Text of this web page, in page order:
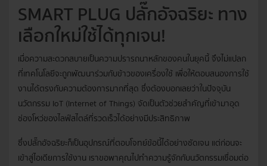
SMART PLUG ปลั๊กอัจฉริยะ ทาง
เลือกใหม่ใช้ได้ทุกเจน!
เมื่อความสะดวกสบายเป็นความปรารถนาหลักของคนในยุคนี้ จึงไม่แปลก
ที่เทคโนโลยีจะถูกพัฒนาร่วมกับข้าวของเครื่องใช้ เพื่อให้ตอบสนองการใช้
งานได้ตรงกับความต้องการมากที่สุด ซึ่งต้องบอกเลยว่าในปัจจุบัน
นวัตกรรม IoT (Internet of Things) จัดเป็นตัวช่วยสำคัญที่เข้ามาอุด
ช่องโหว่ของไลฟ์สไตล์ที่รวดเร็วได้อย่างมีประสิทธิภาพ
ซึ่งปลั๊กอัจฉริยะก็เป็นอุปกรณ์ที่ตอบโจทย์ข้อนี้ได้อย่างชัดเจน แต่ก่อนจะ
เข้าสู่ไอเดียการใช้งาน เราขอพาคุณไปทำความรู้จักกับนวัตกรรมเชื่อมต่อ